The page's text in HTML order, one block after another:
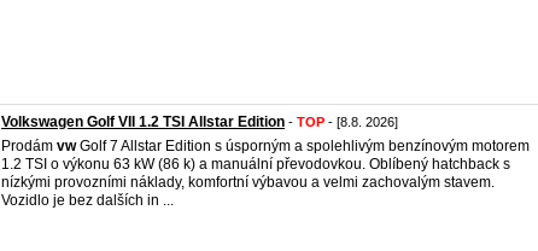
Volkswagen Golf VII 1.2 TSI Allstar Edition - TOP - [8.8. 2026]
Prodám vwGolf 7 Allstar Edition s úsporným a spolehlivým benzínovým motorem
1.2 TSI o výkonu 63 kW (86 k) a manuální převodovkou. Oblíbený hatchback s
nízkými provozními náklady, komfortní výbavou a velmi zachovalým stavem.
Vozidlo je bez dalších in ...